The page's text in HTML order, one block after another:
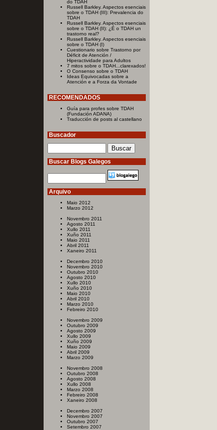
do TDAH
Russell Barkley. Aspectos esenciais
sobre o TDAH (III): Prevalencia do
TDAH
Russell Barkley. Aspectos esenciais
sobre o TDAH (II): ¿É o TDAH un
trastorno real?
Russell Barkley. Aspectos esenciais
sobre o TDAH (I)
Cuestionario sobre Trastorno por
Déficit de Atención /
Hiperactividade para Adultos
7 mitos sobre o TDAH...clarexados!
O Consenso sobre o TDAH
Ideas Equivocadas sobre a
Atención e a Forza da Vontade
RECOMENDADOS
Guía para profes sobre TDAH
(Fundación ADANA)
Traducción de posts al castellano
Buscador
Buscar Blogs Galegos
Arquivo
Maio 2012
Marzo 2012
Novembro 2011
Agosto 2011
Xullo 2011
Xuño 2011
Maio 2011
Abril 2011
Xaneiro 2011
Decembro 2010
Novembro 2010
Outubro 2010
Agosto 2010
Xullo 2010
Xuño 2010
Maio 2010
Abril 2010
Marzo 2010
Febreiro 2010
Novembro 2009
Outubro 2009
Agosto 2009
Xullo 2009
Xuño 2009
Maio 2009
Abril 2009
Marzo 2009
Novembro 2008
Outubro 2008
Agosto 2008
Xullo 2008
Marzo 2008
Febreiro 2008
Xaneiro 2008
Decembro 2007
Novembro 2007
Outubro 2007
Setembro 2007